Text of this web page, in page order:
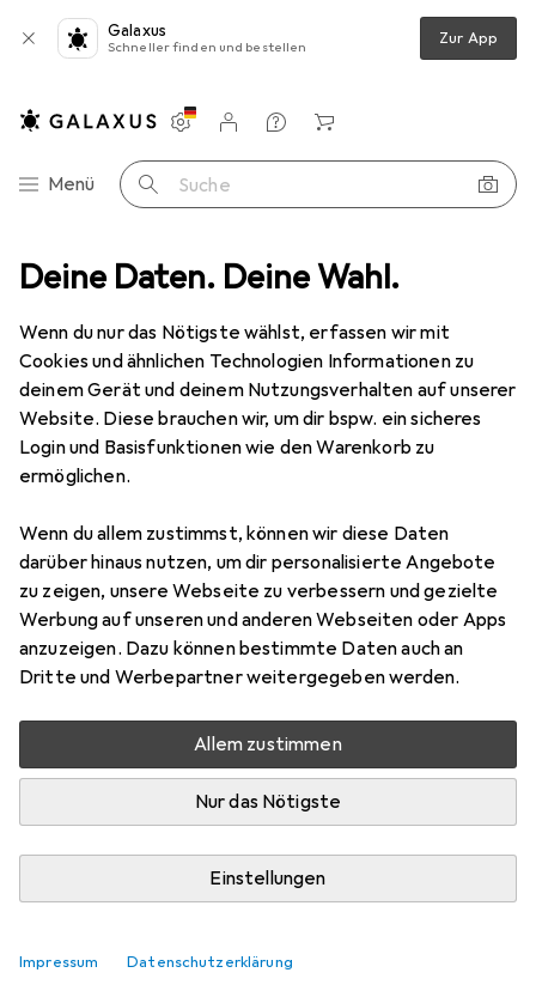
Deine Daten. Deine Wahl.
Wenn du nur das Nötigste wählst, erfassen wir mit
Cookies und ähnlichen Technologien Informationen zu
deinem Gerät und deinem Nutzungsverhalten auf unserer
Website. Diese brauchen wir, um dir bspw. ein sicheres
Login und Basisfunktionen wie den Warenkorb zu
ermöglichen.
Wenn du allem zustimmst, können wir diese Daten
darüber hinaus nutzen, um dir personalisierte Angebote
zu zeigen, unsere Webseite zu verbessern und gezielte
Werbung auf unseren und anderen Webseiten oder Apps
anzuzeigen. Dazu können bestimmte Daten auch an
Dritte und Werbepartner weitergegeben werden.
Allem zustimmen
Nur das Nötigste
Einstellungen
Impressum Datenschutzerklärung
Galaxus
Schneller finden und bestellen Zur App
Navigation nach Kategorien
Menü Suche
Einstellungen
Kundenkonto
Vergleichslisten
Merklisten
Warenkorb
Empfangstechnik Antennenkabel Primewire Antennenkabel
7 Bilder
PrimewireAntennenkabel
Preis in EUR inkl. MwSt.
EUR
9,45
1
Bewertungen Marke
Mehr von Primewire
Zwischen Do, 13.8. und Mi, 19.8. geliefert
Mehr als 10 Stück an Lager beim Drittanbieter
Lieferort angeben für genaue Lieferzeit
DE